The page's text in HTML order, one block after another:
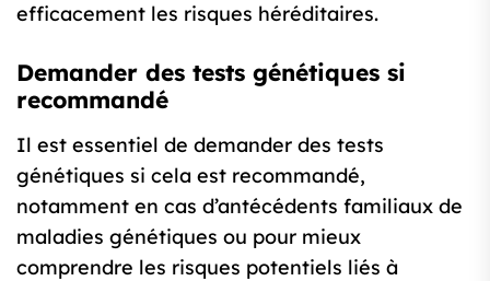
efficacement les risques héréditaires.
Demander des tests génétiques si
recommandé
Il est essentiel de demander des tests
génétiques si cela est recommandé,
notamment en cas d’antécédents familiaux de
maladies génétiques ou pour mieux
comprendre les risques potentiels liés à